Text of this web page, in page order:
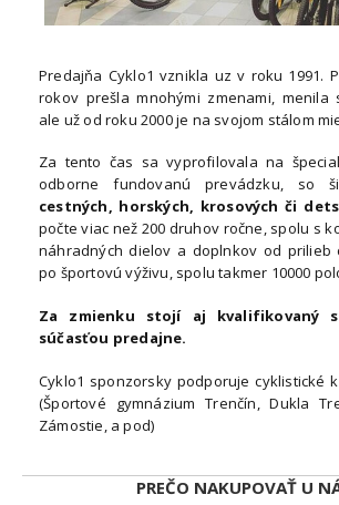
Predajňa Cyklo1 vznikla uz v roku 1991.
rokov prešla mnohými zmenami, menila
ale už od roku 2000 je na svojom stálom
Za tento čas sa vyprofilovala na
odborne fundovanú prevádzku, so
cestných, horských, krosových či
počte viac než 200 druhov ročne, spolu s
náhradných dielov a doplnkov od prilieb
po športovú výživu, spolu takmer 10000
Za zmienku stojí aj kvalifikovaný
súčasťou predajne.
Cyklo1 sponzorsky podporuje cyklistické
(Športové gymnázium Trenčín, Dukla
Zámostie, a pod)
PREČO NAKUPOVAŤ U